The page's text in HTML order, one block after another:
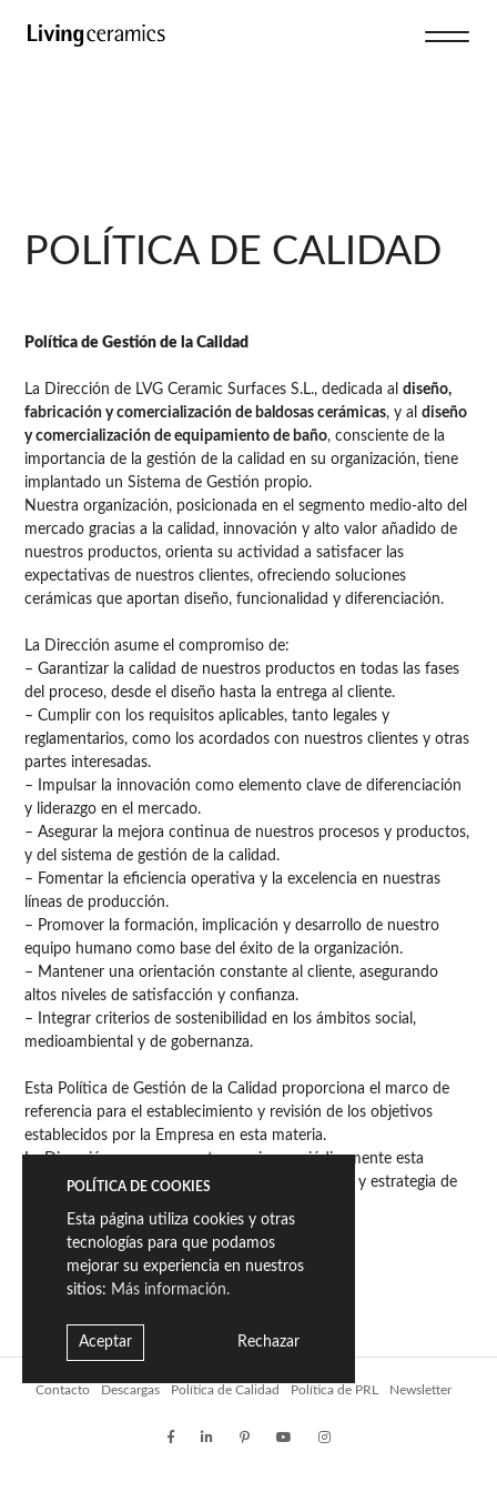
POLÍTICA DE CALIDAD
Política de Gestión de la Calidad
La Dirección de LVG Ceramic Surfaces S.L., dedicada aldiseño,
fabricación y comercialización de baldosas cerámicas, y aldiseño
y comercialización de equipamiento de baño, consciente de la
importancia de la gestión de la calidad en su organización, tiene
implantado un Sistema de Gestión propio.
Nuestra organización, posicionada en el segmento medio-alto del
mercado gracias a la calidad, innovación y alto valor añadido de
nuestros productos, orienta su actividad a satisfacer las
expectativas de nuestros clientes, ofreciendo soluciones
cerámicas que aportan diseño, funcionalidad y diferenciación.
La Dirección asume el compromiso de:
– Garantizar la calidad de nuestros productos en todas las fases
del proceso, desde el diseño hasta la entrega al cliente.
– Cumplir con los requisitos aplicables, tanto legales y
reglamentarios, como los acordados con nuestros clientes y otras
partes interesadas.
– Impulsar la innovación como elemento clave de diferenciación
y liderazgo en el mercado.
– Asegurar la mejora continua de nuestros procesos y productos,
y del sistema de gestión de la calidad.
– Fomentar la eficiencia operativa y la excelencia en nuestras
líneas de producción.
– Promover la formación, implicación y desarrollo de nuestro
equipo humano como base del éxito de la organización.
– Mantener una orientación constante al cliente, asegurando
altos niveles de satisfacción y confianza.
– Integrar criterios de sostenibilidad en los ámbitos social,
medioambiental y de gobernanza.
Esta Política de Gestión de la Calidad proporciona el marco de
referencia para el establecimiento y revisión de los objetivos
establecidos por la Empresa en esta materia.
La Dirección se compromete a revisar periódicamente esta
política para asegurar su adecuación al contexto y estrategia de
La Dirección,
Vila-real, 20 de mayo de 2026
Contacto Descargas Política de Calidad Política de PRL Newsletter
POLÍTICA DE COOKIES
Esta página utiliza cookies y otras
tecnologías para que podamos
mejorar su experiencia en nuestros
sitios: Más información.
Aceptar Rechazar